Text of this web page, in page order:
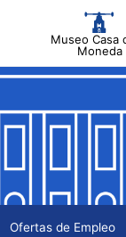
Museo Casa
Moneda
Ofertas de Empleo